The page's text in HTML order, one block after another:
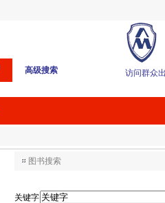
高级搜索 访问群众
图书搜索
关键字